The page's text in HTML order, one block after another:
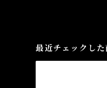
最近チェックした